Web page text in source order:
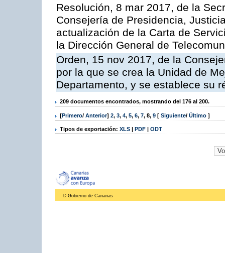
Resolución, 8 mar 2017, de la
Consejería de Presidencia,
actualización de la Carta de
la Dirección General de
Orden, 15 nov 2017, de la
por la que se crea la Unidad de
Departamento, y se establece su
209 documentos encontrados, mostrando del 176 al 200.
[Primero/ Anterior] 2, 3, 4, 5, 6, 7, 8, 9 [ Siguiente/ Último ]
Tipos de exportación: XLS | PDF | ODT
© Gobierno de Canarias